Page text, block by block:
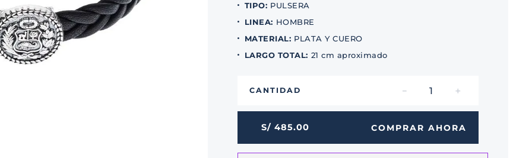
TIPO: PULSERA
LINEA: HOMBRE
MATERIAL: PLATA Y CUERO
LARGO TOTAL: 21 cm aproximado
CANTIDAD ＋
－
S/ 485.00 COMPRAR AHORA